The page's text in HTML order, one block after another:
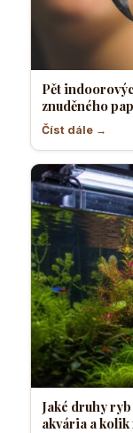
Pět
znuděného
Číst dále →
Jaké druhy
akvária a kolik